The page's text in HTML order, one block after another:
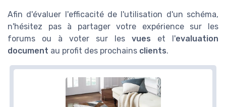
Afin d'évaluer l'efficacité de l'utilisation d'un schéma,
n'hésitez pas à partager votre expérience sur les
forums ou à voter sur les vues et l'evaluation
document au profit des prochains clients.